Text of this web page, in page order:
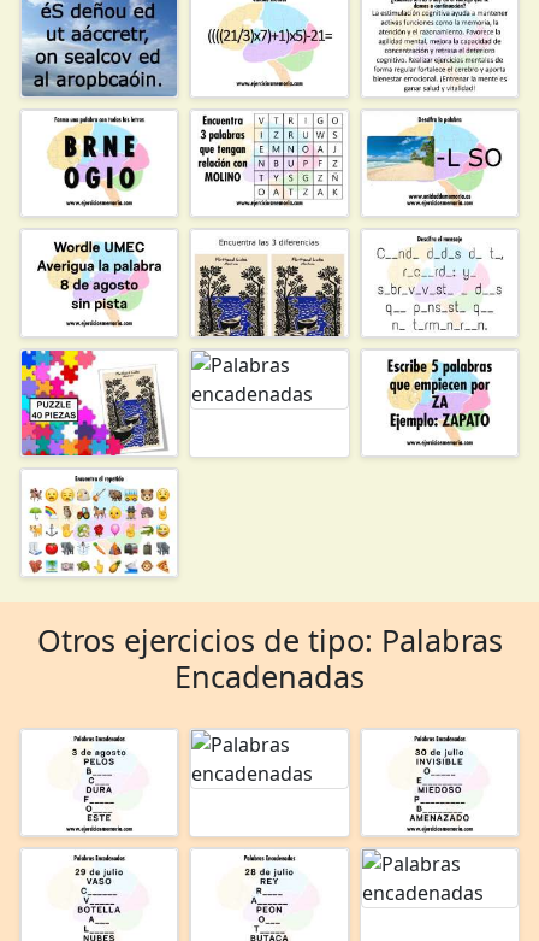
Otros ejercicios de tipo: Palabras
Encadenadas